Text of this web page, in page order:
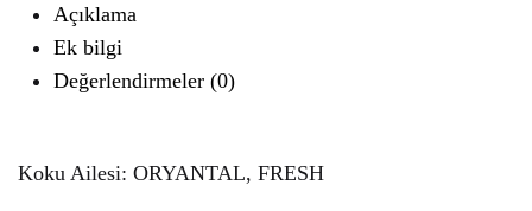
Açıklama
Ek bilgi
Değerlendirmeler (0)
Koku Ailesi: ORYANTAL, FRESH